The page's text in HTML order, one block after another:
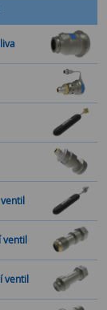
ventil
ventil